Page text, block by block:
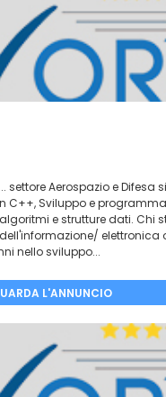
settore Aerospazio e Difesa
C++, Sviluppo e
e strutture dati. Chi
elettronica
nello sviluppo...
L'ANNUNCIO